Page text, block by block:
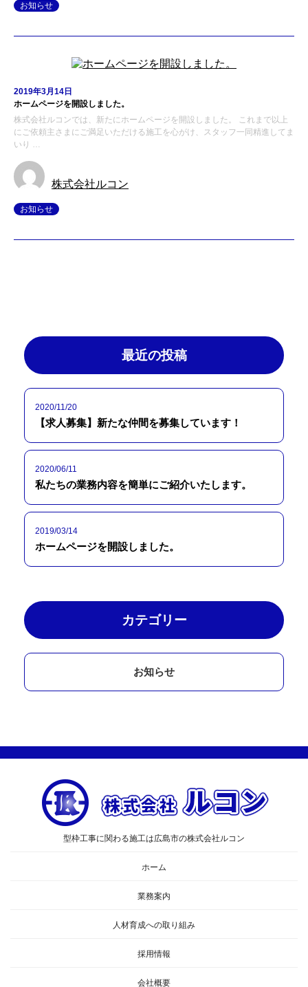
お知らせ
2019年3月14日
ホームページを開設しました。
株式会社ルコンでは、新たにホームページを開設しました。 これまで以上
にご依頼主さまにご満足いただける施工を心がけ、スタッフ一同精進してま
いり …
株式会社ルコン
お知らせ
最近の投稿
2020/11/20
【求人募集】新たな仲間を募集しています！
2020/06/11
私たちの業務内容を簡単にご紹介いたします。
2019/03/14
ホームページを開設しました。
カテゴリー
お知らせ
型枠工事に関わる施工は広島市の株式会社ルコン
ホーム
業務案内
人材育成への取り組み
採用情報
会社概要